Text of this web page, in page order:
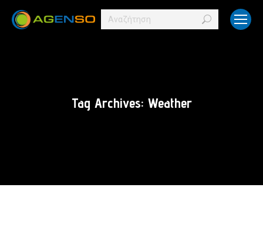
Search:
Tag Archives: Weather